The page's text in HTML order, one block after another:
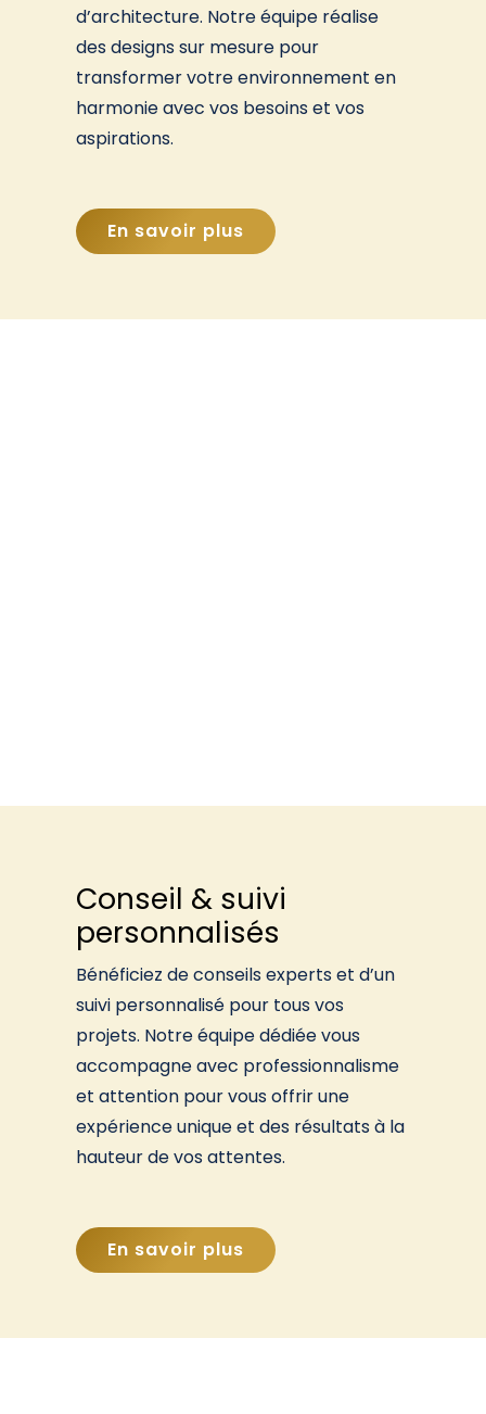
d’architecture. Notre équipe réalise
des designs sur mesure pour
transformer votre environnement en
harmonie avec vos besoins et vos
aspirations.
En savoir plus
Conseil & suivi
personnalisés
Bénéficiez de conseils experts et d’un
suivi personnalisé pour tous vos
projets. Notre équipe dédiée vous
accompagne avec professionnalisme
et attention pour vous offrir une
expérience unique et des résultats à la
hauteur de vos attentes.
En savoir plus